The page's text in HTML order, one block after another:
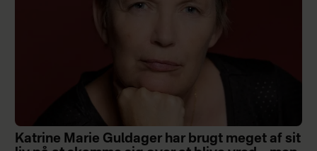
Katrine Marie Guldager har brugt meget af sit